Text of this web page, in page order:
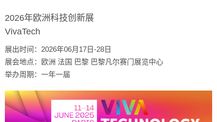
2026年欧洲科技创新展
VivaTech
展出时间：2026年06月17日-28日
展会地点：欧洲 法国 巴黎 巴黎凡尔赛门展览中心
举办周期：一年一届